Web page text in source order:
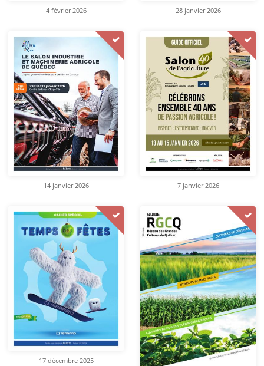
4 février 2026 28 janvier 2026
14 janvier 2026 7 janvier 2026
17 décembre 2025